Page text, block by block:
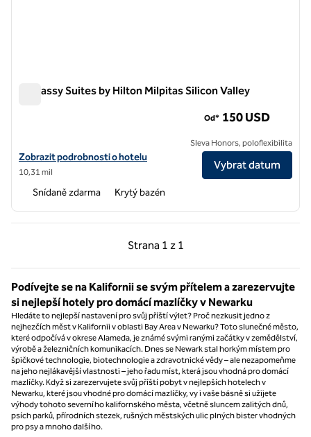
Embassy Suites by Hilton Milpitas Silicon Valley
Zobrazit podrobnosti o hotelu Embassy Suites by Hilton Milpitas
Zobrazit podrobnosti o hotelu
10,31 mil
Od* 150 USD
Sleva Honors, poloflexibilita
Vybrat datum
Snídaně zdarma Krytý bazén
Strana 1 z 1
Předchozí strana, 1 z 1
Strana 1 z 1
Podívejte se na Kalifornii se svým přítelem a zarezervujte
si nejlepší hotely pro domácí mazlíčky v Newarku
Hledáte to nejlepší nastavení pro svůj příští výlet? Proč nezkusit jedno z
nejhezčích měst v Kalifornii v oblasti Bay Area v Newarku? Toto slunečné město,
které odpočívá v okrese Alameda, je známé svými ranými začátky v zemědělství,
výrobě a železničních komunikacích. Dnes se Newark stal horkým místem pro
špičkové technologie, biotechnologie a zdravotnické vědy – ale nezapomeňme
na jeho nejlákavější vlastnosti – jeho řadu míst, která jsou vhodná pro domácí
mazlíčky. Když si zarezervujete svůj příští pobyt v nejlepších hotelech v
Newarku, které jsou vhodné pro domácí mazlíčky, vy i vaše básně si užijete
výhody tohoto severního kalifornského města, včetně sluncem zalitých dnů,
psích parků, přírodních stezek, rušných městských ulic plných bister vhodných
pro psy a mnoho dalšího.